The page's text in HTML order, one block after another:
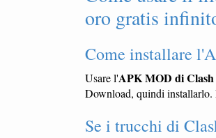
oro gratis
Come installare
Usare l'APK MOD di
Download, quindi installarlo.
Se i trucchi di